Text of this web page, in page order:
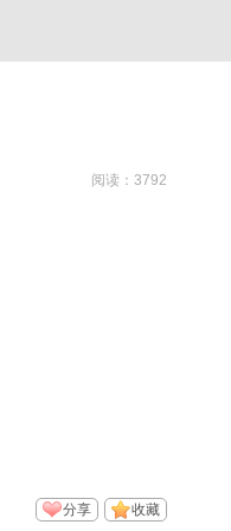
阅读：3792
收藏
分享